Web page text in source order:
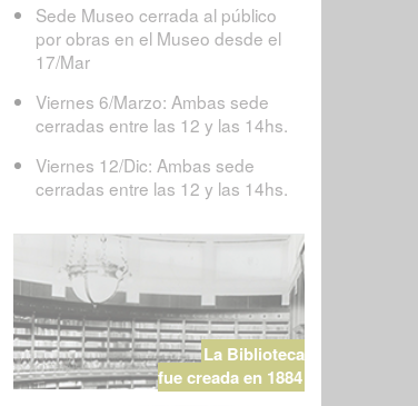
Sede Museo cerrada al público
por obras en el Museo desde el
17/Mar
Viernes 6/Marzo: Ambas sede
cerradas entre las 12 y las 14hs.
Viernes 12/Dic: Ambas sede
cerradas entre las 12 y las 14hs.
La Biblioteca
fue creada en 1884